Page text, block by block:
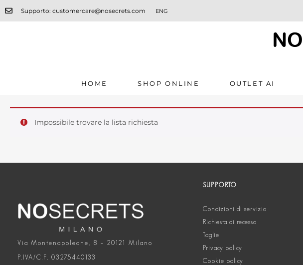
Supporto: customercare@nosecrets.com ENG
NO
HOME SHOP ONLINE OUTLET AI
Impossibile trovare la lista richiesta
Via Montenapoleone, 8 – 20121 Milano
P.IVA/C.F. 03275440133
SUPPORTO
Condizioni di servizio
Richiesta di recesso
Taglie
Privacy policy
Cookie policy